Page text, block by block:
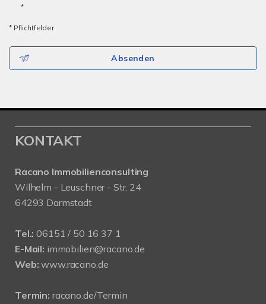
*
* Pflichtfelder
Absenden
KONTAKT
Racano Immobilienconsulting
Wilhelm - Leuschner - Str. 24
64293 Darmstadt
Tel.: 06151 / 50 16 37 1
E-Mail: immobilien@racano.de
Web: www.racano.de
Termin: racano.de/Termin